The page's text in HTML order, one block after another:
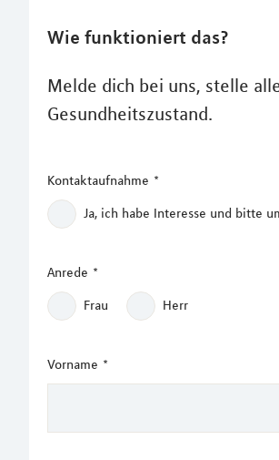
Wie funktioniert das?
Melde dich bei uns, stelle
Gesundheitszustand.
Kontaktaufnahme *
Ja, ich habe Interesse und bitte
Anrede *
Frau
Herr
Vorname *